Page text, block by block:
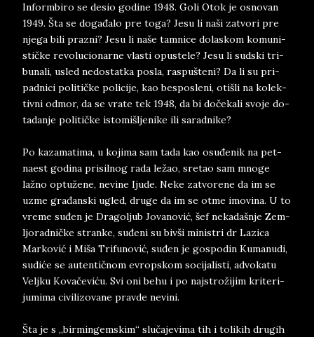
In­for­mbi­ro se de­sio go­di­ne 1948. Goli Otok je osno­van
1949. Šta se događalo pre toga? Jesu li naši za­tvo­ri pre
nje­ga bili pra­zni? Jesu li naše tam­ni­ce do­la­skom ko­mu­ni­
stičke re­vo­luci­o­nar­ne vlasti opu­ste­le? Jesu li sud­ski tri­
bu­na­li, usled ne­do­stat­ka po­sla, ras­pu­š­te­ni? Da li su pri­
pad­ni­ci po­li­tičke po­li­ci­je, kao bes­po­sle­ni, otišli na ko­lek­
tiv­ni od­mor, da se vra­te tek 1948, da bi dočeka­li svo­je do­
ta­da­n­je po­li­tičke is­to­mi­šl­je­ni­ke ili sa­rad­ni­ke?
Po ka­za­ma­ti­ma, u ko­ji­ma sam tada kao osuđenik na pet­
na­est go­di­na pri­sil­nog rada ležao, sre­tao sam mno­ge
lažno optužene, ne­vi­ne Iju­de. Neke za­tvo­re­ne da im se
uzme građan­ski ugled, dru­ge da im se otme imo­vi­na. U to
vre­me suđen je Dra­gol­jub Jo­va­no­vić, šef ne­ka­da­šnje Zem­
ljo­rad­ničke­ stran­ke, suđeni su bivši ministri dr Lazica
Marković i Miša Trifunović, suđen je go­spo­din Ku­ma­nu­di,
sudiće se au­ten­tičnom evropskom so­ci­ja­li­sti, advo­ka­tu
Velj­ku Kovačeviću. Svi oni behu i po najstrožijim kri­te­ri­
ju­mi­ma ci­vi­li­zo­va­ne prav­de ne­vi­ni.
Šta je s „bir­min­gem­skim“ slučaje­vi­ma tih i to­li­kih dru­gih